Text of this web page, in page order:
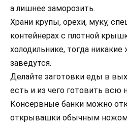
а лишнее заморозить.
Храни крупы, орехи, муку,
контейнерах с плотной
холодильнике, тогда никакие
заведутся.
Делайте заготовки еды в
есть и из чего готовить всю
Консервные банки можно
открывашки обычным